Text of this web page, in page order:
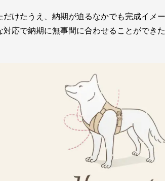
けたうえ、納期が迫るなかでも完成イメ
応で納期に無事間に合わせることができ